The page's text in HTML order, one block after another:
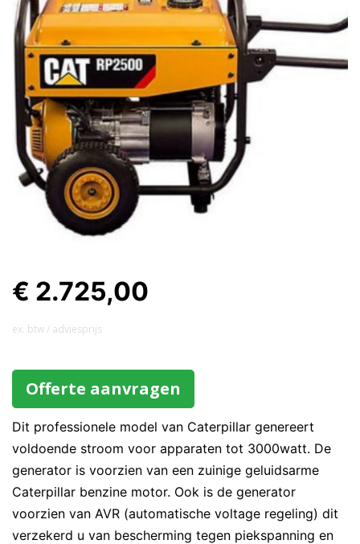
€ 2.725,00
ex. btw / adviesprijs
Offerte aanvragen
Dit professionele model van Caterpillar genereert
voldoende stroom voor apparaten tot 3000watt. De
generator is voorzien van een zuinige geluidsarme
Caterpillar benzine motor. Ook is de generator
voorzien van AVR (automatische voltage regeling) dit
verzekerd u van bescherming tegen piekspanning en